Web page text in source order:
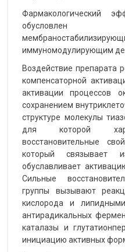
Фармакологический
обусловлен
иммуномодулирующим
Воздействие препарата
компенсаторной
активации процессов
сохранением
структуре молекулы
для которой
восстановительные
который связывает
обуславливает
Сильные
группы вызывают
кислорода и
антирадикальных
каталазы и
инициацию активных